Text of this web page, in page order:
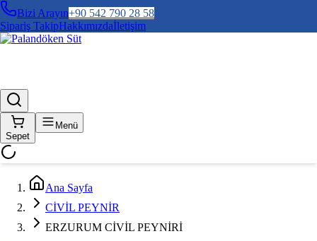
Bizi Arayın+90 542 790 28 58
Sipariş TakipHakkımızdaİletişim
Sepet
Menü
Ana Sayfa
CİVİL PEYNİR
ERZURUM CİVİL PEYNİRİ